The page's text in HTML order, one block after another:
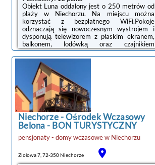
Obiekt Luna oddalony jest o 250 metrów od
plaży w Niechorzu. Na miejscu można
korzystać z bezpłatnego WiFi.Pokoje
odznaczają się nowoczesnym wystrojem i
dysponują telewizorem z płaskim ekranem,
balkonem, lodówką oraz czajnikiem
elektrycznym. W każdym pokoju znajduje się
łazienka z prysznicem. Z pokoi roztacza się
widok na miasto. Ponadto dostępne jest
biurko, pościel i część wypoczynkowa na
świeżym powietrzu.Za dodatkową opłatą
obiekt zapewnia parking.Obiekt usytuowany
jest w odległości 500 metrów od stacji
nadmorskiej kolejki turystycznej oraz 1,5 km
od latarni morskiej ...
Niechorze-Ośrodek Wczasowy
Belona - BON TURYSTYCZNY
pensjonaty - domy wczasowew Niechorzu
Ziołowa 7, 72-350 Niechorze